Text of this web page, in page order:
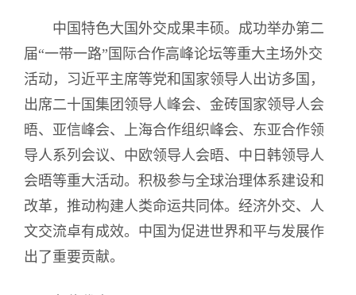
中国特色大国外交成果丰硕。成功举办第二
届“一带一路”国际合作高峰论坛等重大主场外交
活动，习近平主席等党和国家领导人出访多国，
出席二十国集团领导人峰会、金砖国家领导人会
晤、亚信峰会、上海合作组织峰会、东亚合作领
导人系列会议、中欧领导人会晤、中日韩领导人
会晤等重大活动。积极参与全球治理体系建设和
改革，推动构建人类命运共同体。经济外交、人
文交流卓有成效。中国为促进世界和平与发展作
出了重要贡献。